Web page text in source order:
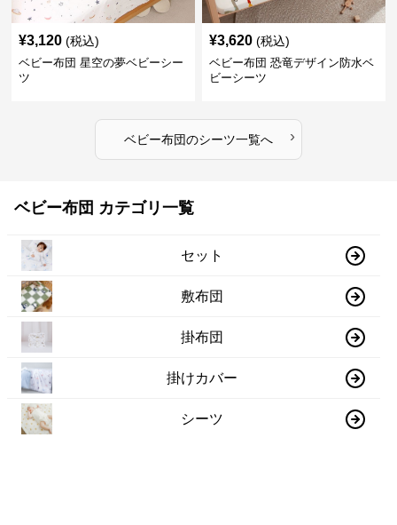
¥3,120 (税込)
ベビー布団 星空の夢ベビーシー
ツ
¥3,620 (税込)
ベビー布団 恐竜デザイン防水ベ
ビーシーツ
ベビー布団のシーツ一覧へ ›
ベビー布団 カテゴリ一覧
セット
敷布団
掛布団
掛けカバー
シーツ